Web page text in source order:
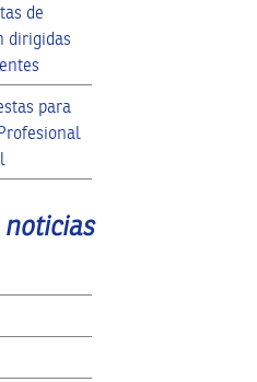
de
dirigidas
para
noticias